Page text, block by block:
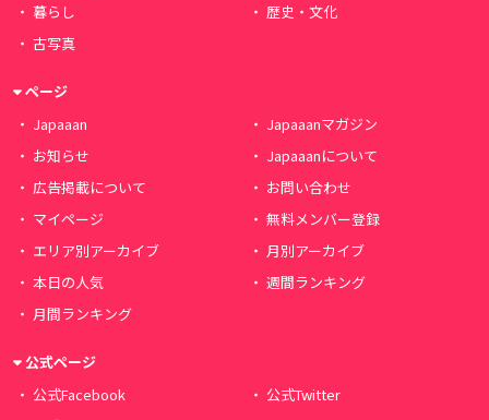
暮らし
歴史・文化
古写真
ページ
Japaaan
Japaaanマガジン
お知らせ
Japaaanについて
広告掲載について
お問い合わせ
マイページ
無料メンバー登録
エリア別アーカイブ
月別アーカイブ
本日の人気
週間ランキング
月間ランキング
公式ページ
公式Facebook
公式Twitter